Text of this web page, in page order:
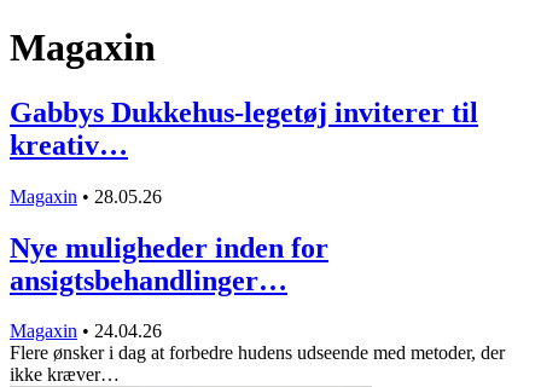
Magaxin
Gabbys Dukkehus-legetøj inviterer til
kreativ…
Magaxin • 28.05.26
Nye muligheder inden for
ansigtsbehandlinger…
Magaxin • 24.04.26
Flere ønsker i dag at forbedre hudens udseende med metoder, der
ikke kræver…